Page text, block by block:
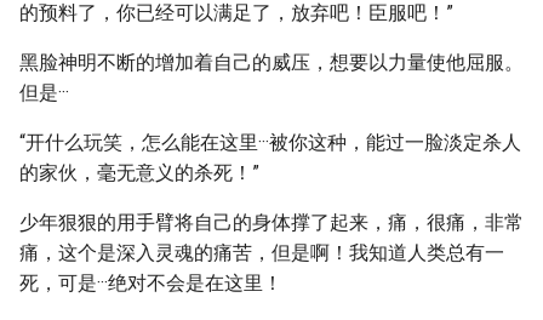
的预料了，你已经可以满足了，放弃吧！臣服吧！”
黑脸神明不断的增加着自己的威压，想要以力量使他屈服。
但是···
“开什么玩笑，怎么能在这里···被你这种，能过一脸淡定杀人
的家伙，毫无意义的杀死！”
少年狠狠的用手臂将自己的身体撑了起来，痛，很痛，非常
痛，这个是深入灵魂的痛苦，但是啊！我知道人类总有一
死，可是···绝对不会是在这里！